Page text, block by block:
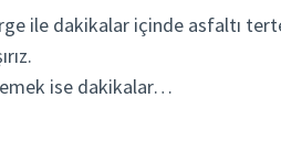
ile dakikalar içinde asfaltı
ise dakikalar…